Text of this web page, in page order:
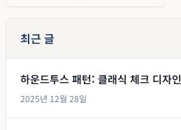
최근 글
하운드투스 패턴: 클래식 체크 디자인
2025년 12월 28일